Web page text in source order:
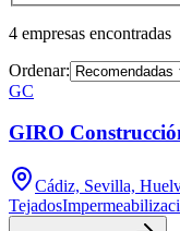
4 empresas encontradas
Ordenar:
GC
GIRO
Cádiz, Sevilla,
Tejados